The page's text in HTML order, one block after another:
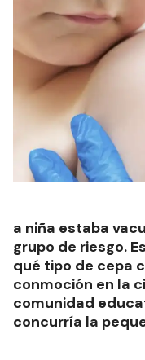
a niña estaba
grupo de riesgo.
qué tipo de cepa
conmoción en la
comunidad
concurría la